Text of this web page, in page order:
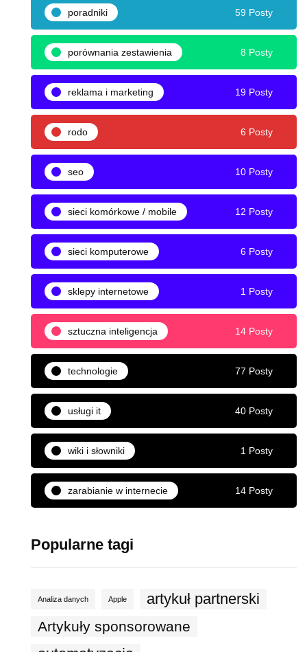
poradniki 59 Posty
porównania zestawienia 8 Posty
reklama i marketing 19 Posty
rodo 6 Posty
seo 10 Posty
sieci komórkowe / mobile 12 Posty
sieci komputerowe 6 Posty
sklepy internetowe 1 Posty
sztuczna inteligencja 14 Posty
technologie 77 Posty
usługi it 40 Posty
wiki i słowniki 1 Posty
zarabianie w internecie 14 Posty
Popularne tagi
Analiza danych Apple artykuł partnerski
Artykuły sponsorowane